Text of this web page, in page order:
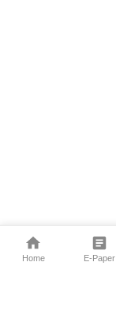
Home E-Paper